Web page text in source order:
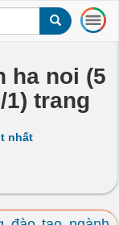
T
o
e
n
a
t
ha noi (5
trang
nhất